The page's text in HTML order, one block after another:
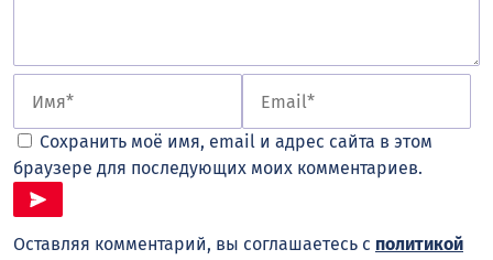
Сохранить моё имя, email и адрес сайта в этом
браузере для последующих моих комментариев.
Оставляя комментарий, вы соглашаетесь с политикой